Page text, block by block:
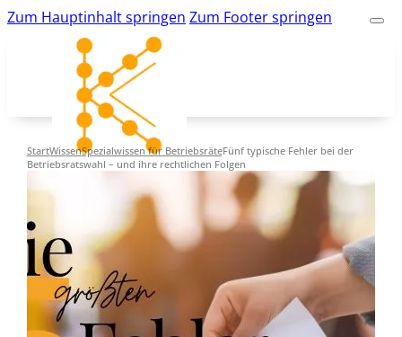
Zum Hauptinhalt springen Zum Footer springen
kk-bildung.de
StartWissenSpezialwissen für BetriebsräteFünf typische Fehler bei der
Betriebsratswahl – und ihre rechtlichen Folgen